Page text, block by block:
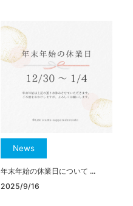
News
年末年始の休業日について ...
2025/9/16